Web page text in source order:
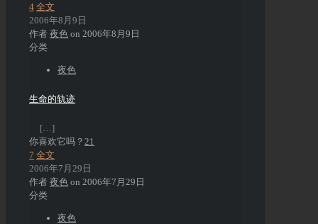
4 全文
2006年8月9日
作者 夜色 on 2006年8月9日
分类
夜色
生命的轨迹
[…]
你喜欢它吗？ 21
7 全文
2006年7月29日
作者 夜色 on 2006年7月29日
分类
夜色